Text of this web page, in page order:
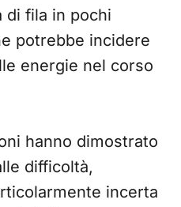
di fila in pochi
potrebbe incidere
energie nel corso
hanno dimostrato
difficoltà,
incerta